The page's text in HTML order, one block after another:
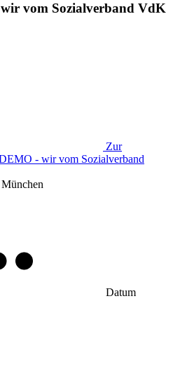
vom Sozialverband VdK
Zur
- wir vom Sozialverband
Datum